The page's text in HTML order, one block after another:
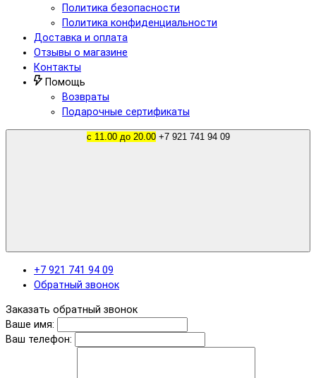
Политика безопасности
Политика конфиденциальности
Доставка и оплата
Отзывы о магазине
Контакты
Помощь
Возвраты
Подарочные сертификаты
с 11.00 до 20.00 +7 921 741 94 09
+7 921 741 94 09
Обратный звонок
Заказать обратный звонок
Ваше имя:
Ваш телефон: